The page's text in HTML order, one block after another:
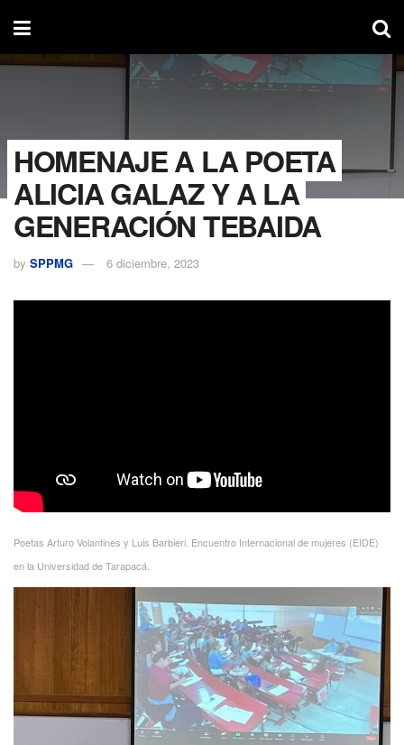
HOMENAJE A LA POETA
ALICIA GALAZ Y A LA
GENERACIÓN TEBAIDA
by SPPMG 6 diciembre, 2023
Poetas Arturo Volantines y Luis Barbieri. Encuentro Internacional de mujeres (EIDE)
en la Universidad de Tarapacá.